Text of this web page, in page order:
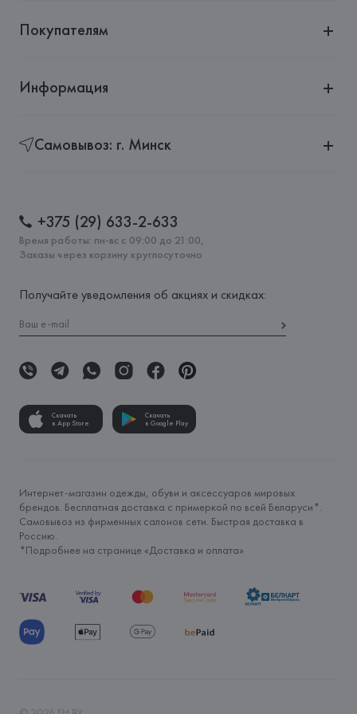
Покупателям
Информация
Самовывоз: г. Минск
+375 (29) 633-2-633
Время работы: пн-вс с 09:00 до 21:00,
Заказы через корзину круглосуточно
Получайте уведомления об акциях и скидках:
Скачать
в App Store
Скачать
в Google Play
Интернет-магазин одежды, обуви и аксессуаров мировых
брендов. Бесплатная доставка с примеркой по всей Беларуси*.
Самовывоз из фирменных салонов сети. Быстрая доставка в
Россию.
*Подробнее на странице «Доставка и оплата»